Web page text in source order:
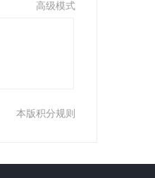
高级模式
本版积分规则